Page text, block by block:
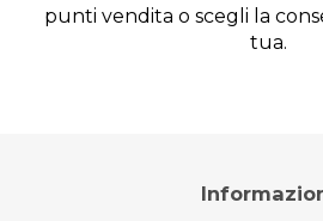
punti vendita o scegli la
tua.